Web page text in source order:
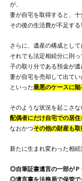
が、
妻が自宅を取得すると、十
その後の生活費が不足する
さらに、遺産の構成として
それでも法定相続分に則っ
子の取り分である預金が
妻が自宅を売却して出て
といった最悪のケースに陥
そのような状況を起こさ
配偶者にだけ自宅での居住
なおかつその他の財産も取
新たに生まれ変わった相
◎自筆証書遺言の一部がＰ
◎遺言書を法務局で保管で